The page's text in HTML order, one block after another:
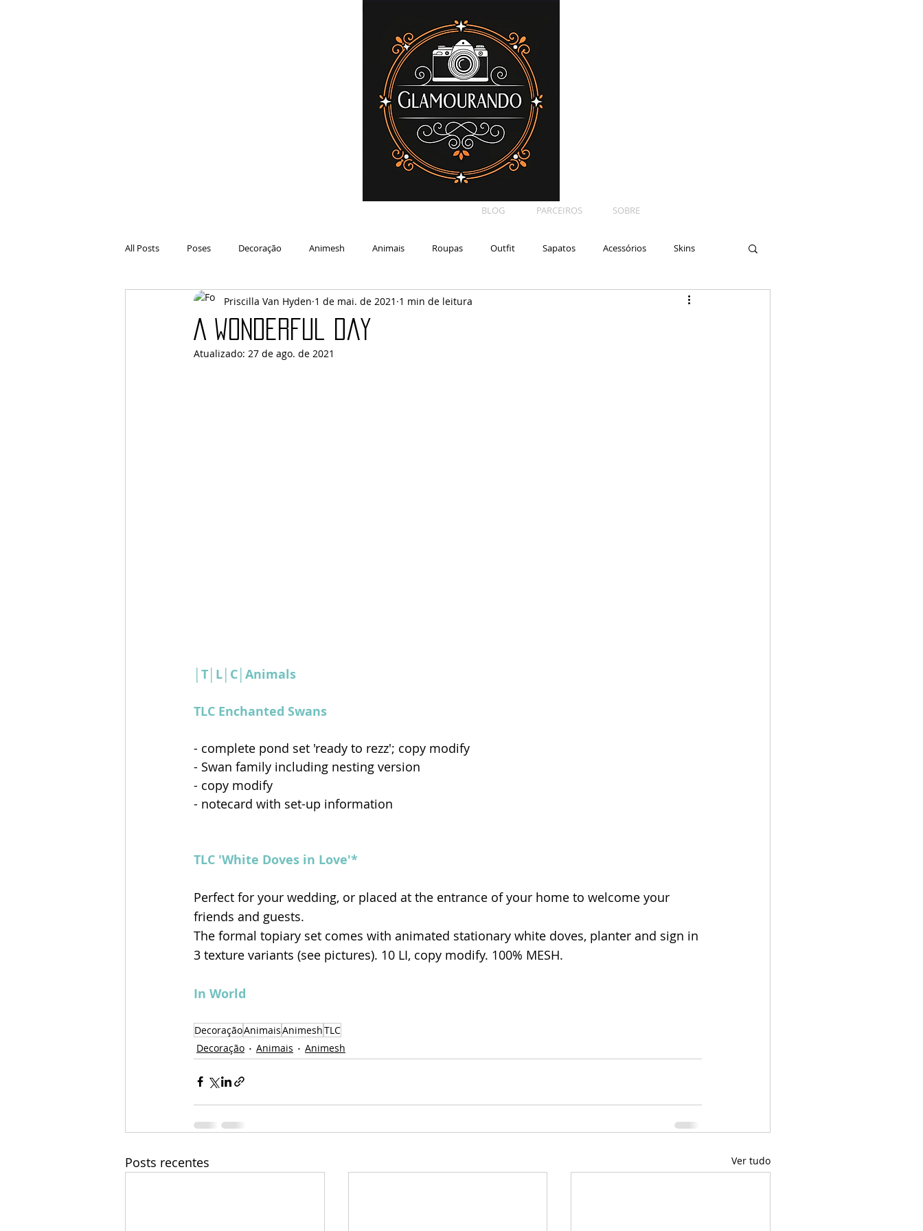
BLOG PARCEIROS SOBRE
All Posts Poses Decoração Animesh Animais Roupas Outfit Sapatos Acessórios Skins
Animações Danças Car Shape Makeup
TATTOO
A wonderful day
Priscilla Van Hyden 1 de mai. de 2021 1 min de leitura
Atualizado: 27 de ago. de 2021
│T│L│C│Animals
TLC Enchanted Swans
- complete pond set 'ready to rezz'; copy modify
- Swan family including nesting version
- copy modify
- notecard with set-up information
TLC 'White Doves in Love'*
Perfect for your wedding, or placed at the entrance of your home to welcome your
friends and guests.
The formal topiary set comes with animated stationary white doves, planter and sign in
3 texture variants (see pictures). 10 LI, copy modify. 100% MESH.
In World
DecoraçãoAnimaisAnimeshTLC
Decoração
Animais Animesh
Posts recentes Ver tudo